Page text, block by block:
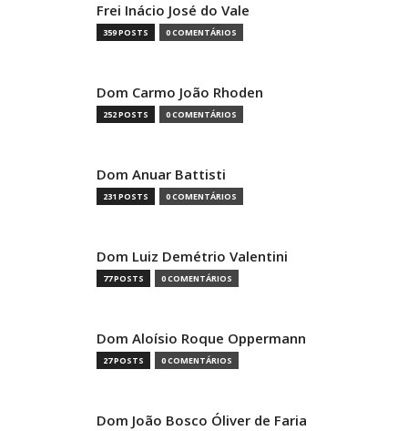
Frei Inácio José do Vale
359 POSTS 0 COMENTÁRIOS
Dom Carmo João Rhoden
252 POSTS 0 COMENTÁRIOS
Dom Anuar Battisti
231 POSTS 0 COMENTÁRIOS
Dom Luiz Demétrio Valentini
77 POSTS 0 COMENTÁRIOS
Dom Aloísio Roque Oppermann
27 POSTS 0 COMENTÁRIOS
Dom João Bosco Óliver de Faria